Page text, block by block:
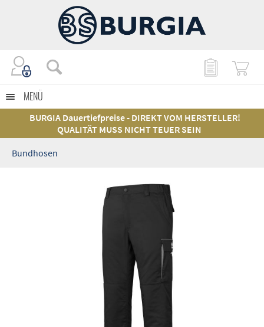
MENÜ
BURGIA Dauertiefpreise - DIREKT VOM HERSTELLER!
QUALITÄT MUSS NICHT TEUER SEIN
Bundhosen